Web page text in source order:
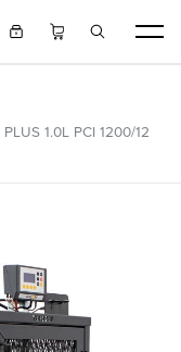
1.0L PCI 1200/12